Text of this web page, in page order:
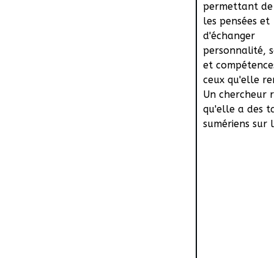
permettant
les pensées et
d'échanger
personnalité,
et
ceux qu'elle
Un chercheur
qu'elle a des
sumériens sur